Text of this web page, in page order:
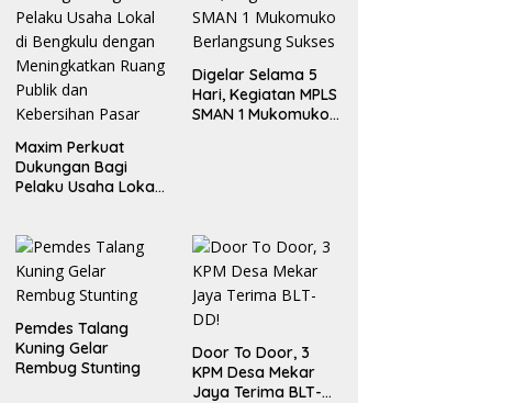
Maxim Perkuat
Dukungan Bagi
Pelaku Usaha Lokal
Ruang Publik dan
Kebersihan Pasar
Digelar Selama 5
Hari, Kegiatan MPLS
SMAN 1 Mukomuko
Pemdes Talang
Kuning Gelar
Rembug Stunting
Door To Door, 3
KPM Desa Mekar
Jaya Terima BLT-